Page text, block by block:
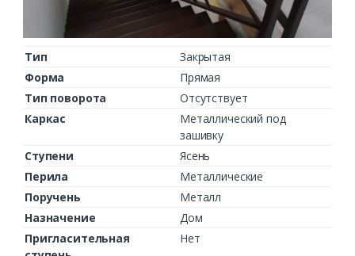
Тип
Закрытая
Форма
Прямая
Тип поворота
Отсутствует
Каркас
Металлический под
зашивку
Ступени
Ясень
Перила
Металлические
Поручень
Металл
Назначение
Дом
Пригласительная
Нет